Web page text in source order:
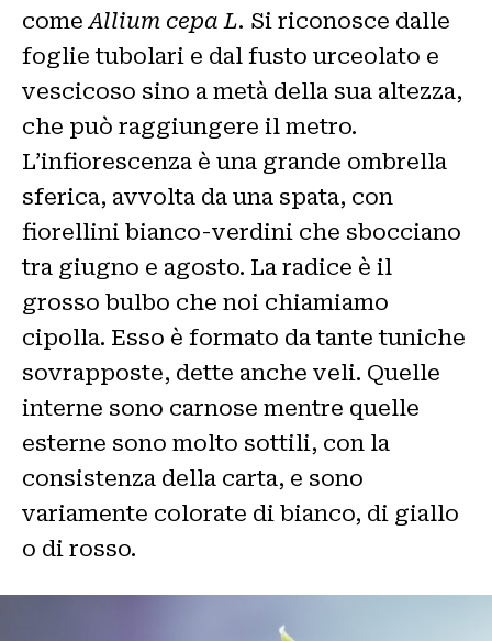
comeAllium cepa L. Si riconosce dalle
foglie tubolari e dal fusto urceolato e
vescicoso sino a metà della sua altezza,
che può raggiungere il metro.
L’infiorescenza è una grande ombrella
sferica, avvolta da una spata, con
fiorellini bianco-verdini che sbocciano
tra giugno e agosto. La radice è il
grosso bulbo che noi chiamiamo
cipolla. Esso è formato da tante tuniche
sovrapposte, dette anche veli. Quelle
interne sono carnose mentre quelle
esterne sono molto sottili, con la
consistenza della carta, e sono
variamente colorate di bianco, di giallo
o di rosso.